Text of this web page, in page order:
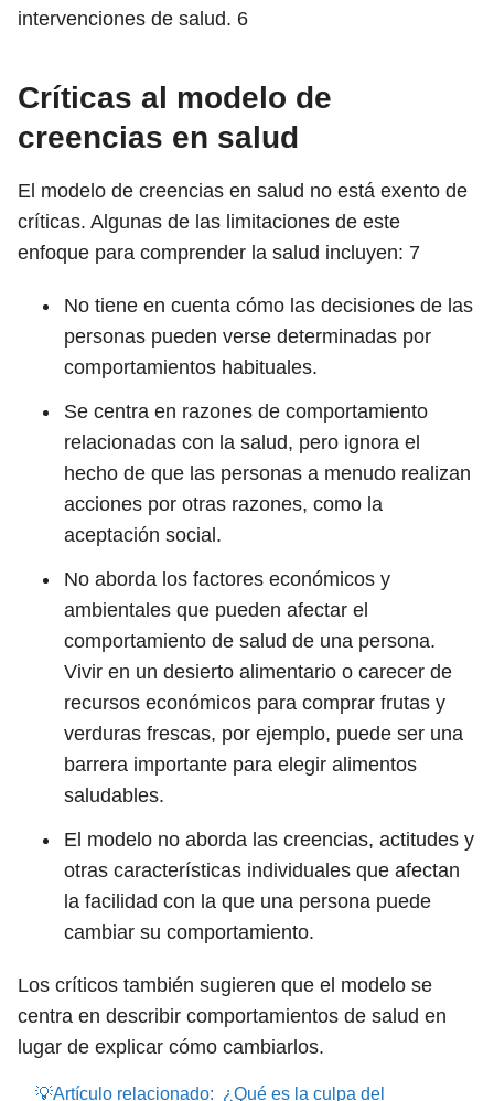
intervenciones de salud. 6
Críticas al modelo de
creencias en salud
El modelo de creencias en salud no está exento de
críticas. Algunas de las limitaciones de este
enfoque para comprender la salud incluyen: 7
No tiene en cuenta cómo las decisiones de las
personas pueden verse determinadas por
comportamientos habituales.
Se centra en razones de comportamiento
relacionadas con la salud, pero ignora el
hecho de que las personas a menudo realizan
acciones por otras razones, como la
aceptación social.
No aborda los factores económicos y
ambientales que pueden afectar el
comportamiento de salud de una persona.
Vivir en un desierto alimentario o carecer de
recursos económicos para comprar frutas y
verduras frescas, por ejemplo, puede ser una
barrera importante para elegir alimentos
saludables.
El modelo no aborda las creencias, actitudes y
otras características individuales que afectan
la facilidad con la que una persona puede
cambiar su comportamiento.
Los críticos también sugieren que el modelo se
centra en describir comportamientos de salud en
lugar de explicar cómo cambiarlos.
💡Artículo relacionado: ¿Qué es la culpa del